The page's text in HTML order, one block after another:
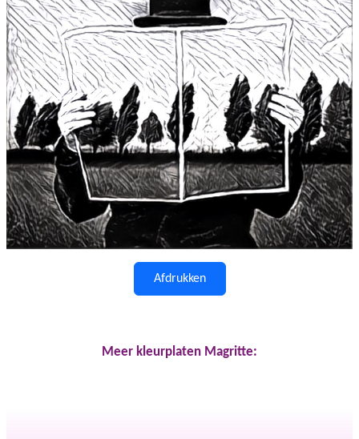
Afdrukken
Meer kleurplaten Magritte: